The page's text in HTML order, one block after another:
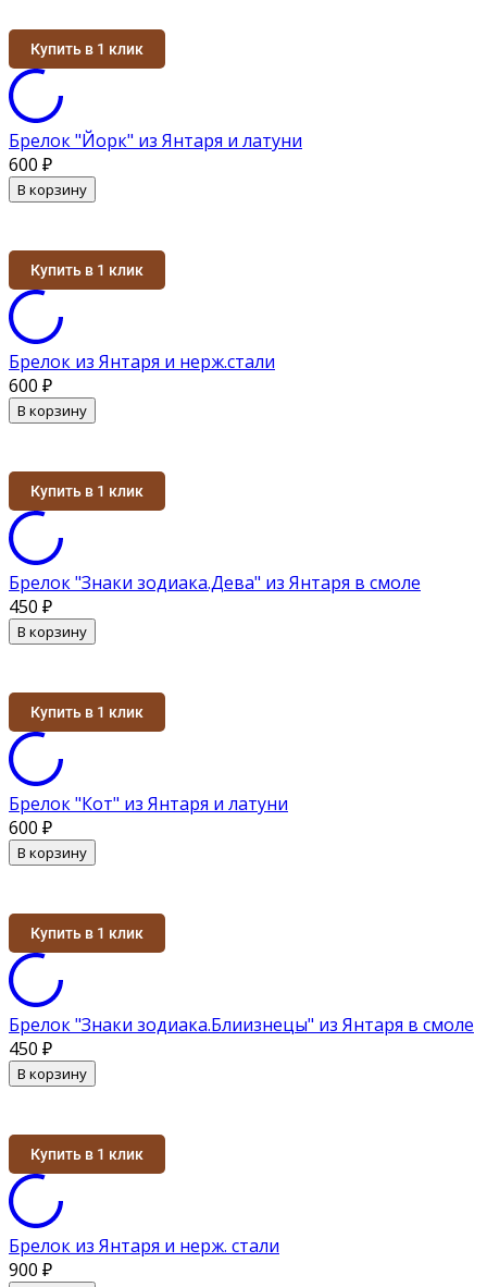
Купить в 1 клик
Брелок "Йорк" из Янтаря и латуни
600 ₽
В корзину
Купить в 1 клик
Брелок из Янтаря и нерж.стали
600 ₽
В корзину
Купить в 1 клик
Брелок "Знаки зодиака.Дева" из Янтаря в смоле
450 ₽
В корзину
Купить в 1 клик
Брелок "Кот" из Янтаря и латуни
600 ₽
В корзину
Купить в 1 клик
Брелок "Знаки зодиака.Блиизнецы" из Янтаря в смоле
450 ₽
В корзину
Купить в 1 клик
Брелок из Янтаря и нерж. стали
900 ₽